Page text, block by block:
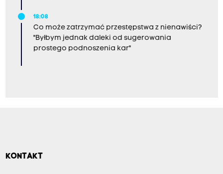
18:08
Co może zatrzymać przestępstwa z nienawiści?
"Byłbym jednak daleki od sugerowania
prostego podnoszenia kar"
KONTAKT